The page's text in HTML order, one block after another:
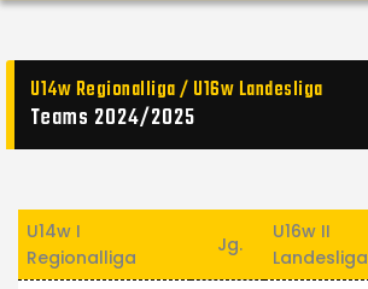
Teams M
Spielbetrieb
Unterstützen
U14w Regionalliga / U16w Landesliga
Teams 2024/2025
U14w I
Regionalliga
Jg.
U16w II
Landesliga